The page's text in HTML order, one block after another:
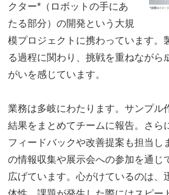
クター*（ロボットの手にあ
たる部分）の開発という大規
模プロジェクトに携わっています。
る過程に関わり、挑戦を重ねながら
がいを感じています。
業務は多岐にわたります。サンプル
結果をまとめてチームに報告。さら
フィードバックや改善提案も担当し
の情報収集や展示会への参加を通じ
広げています。心がけているのは、